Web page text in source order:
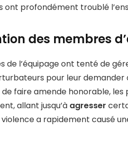
ont profondément troublé
des membres
de l’équipage ont tenté de
pour leur
de faire amende honorable,
allant jusqu’à agresser
a rapidement causé